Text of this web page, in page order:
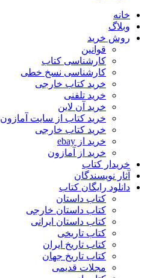
خانه
وبلاگ
روش خرید
قوانین
کارشناسی کتاب
کارشناسی نسخ خطی
خرید کتاب خارجی
خرید تلفنی
خرید آن لاین
خرید کتاب از سایت آمازون
خرید کتاب خارجی
خرید از ebay
خرید از آمازون
خریدار کتاب
آثار نویسندگان
دانلود رایگان کتاب
کتاب داستان
کتاب داستان خارجی
کتاب داستان ایرانی
کتاب تاریخی
کتاب تاریخ ایران
کتاب تاریخ جهان
مجلات قدیمی